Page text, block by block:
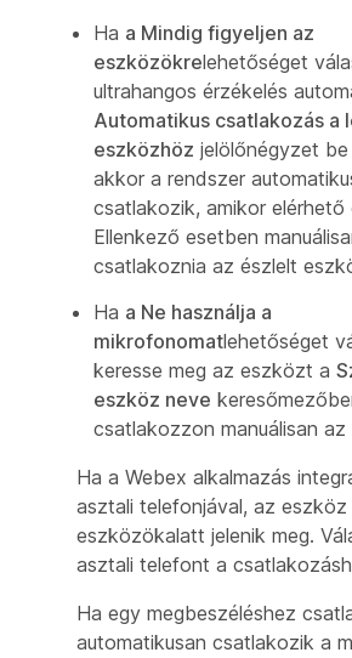
Ha a Mindig figyeljen az
eszközökrelehetőséget
ultrahangos érzékelés
Automatikus csatlakozás a
eszközhöz jelölőnégyzet
akkor a rendszer
csatlakozik, amikor
Ellenkező esetben
csatlakoznia az észlelt
Ha a Ne használja a
mikrofonomatlehetőséget
keresse meg az eszközt a
eszköz neve
csatlakozzon manuálisan
Ha a Webex alkalmazás
asztali telefonjával, az eszköz
eszközökalatt jelenik meg.
asztali telefont a
Ha egy megbeszéléshez
automatikusan csatlakozik a